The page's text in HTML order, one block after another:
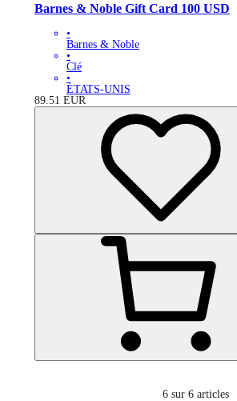
Barnes & Noble Gift Card 100 USD
•
Barnes & Noble
•
Clé
•
ÉTATS-UNIS
89.51 EUR
6 sur 6 articles